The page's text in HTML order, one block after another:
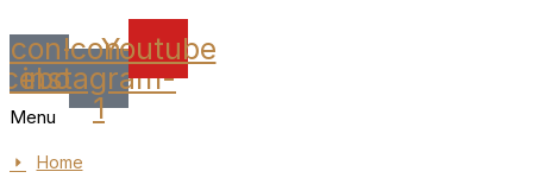
Icon-Icon-
instagram-
1
Youtube
Menu
Home